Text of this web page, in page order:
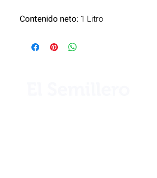
Contenido neto: 1 Litro